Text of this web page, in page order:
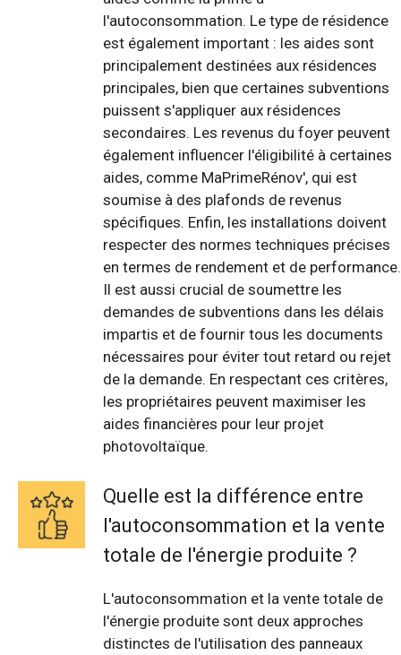
l'autoconsommation. Le type de résidence
est également important : les aides sont
principalement destinées aux résidences
principales, bien que certaines subventions
puissent s'appliquer aux résidences
secondaires. Les revenus du foyer peuvent
également influencer l'éligibilité à certaines
aides, comme MaPrimeRénov', qui est
soumise à des plafonds de revenus
spécifiques. Enfin, les installations doivent
respecter des normes techniques précises
en termes de rendement et de performance.
Il est aussi crucial de soumettre les
demandes de subventions dans les délais
impartis et de fournir tous les documents
nécessaires pour éviter tout retard ou rejet
de la demande. En respectant ces critères,
les propriétaires peuvent maximiser les
aides financières pour leur projet
photovoltaïque.
Quelle est la différence entre
l'autoconsommation et la vente
totale de l'énergie produite ?
L'autoconsommation et la vente totale de
l'énergie produite sont deux approches
distinctes de l'utilisation des panneaux